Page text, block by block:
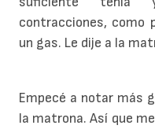
contracciones, como
un gas. Le dije a la
Empecé a notar más
la matrona. Así que